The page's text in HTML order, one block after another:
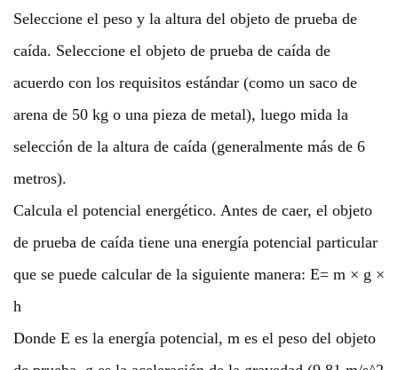
Seleccione el peso y la altura del objeto de prueba de
caída. Seleccione el objeto de prueba de caída de
acuerdo con los requisitos estándar (como un saco de
arena de 50 kg o una pieza de metal), luego mida la
selección de la altura de caída (generalmente más de 6
metros).
Calcula el potencial energético. Antes de caer, el objeto
de prueba de caída tiene una energía potencial particular
que se puede calcular de la siguiente manera: E= m × g ×
h
Donde E es la energía potencial, m es el peso del objeto